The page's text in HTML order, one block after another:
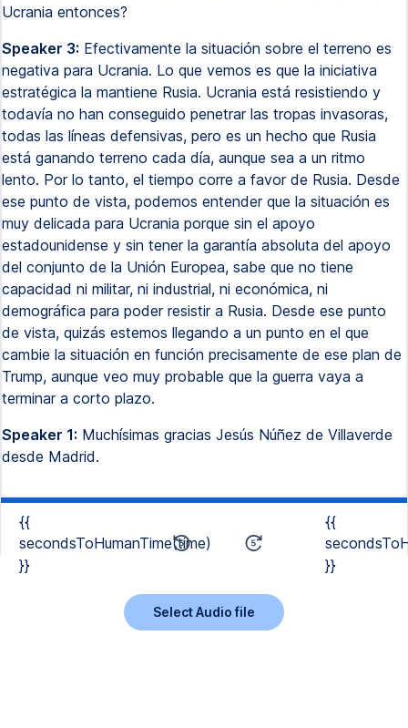
Ucrania entonces?
Speaker 3: Efectivamente la situación sobre el terreno es
negativa para Ucrania. Lo que vemos es que la iniciativa
estratégica la mantiene Rusia. Ucrania está resistiendo y
todavía no han conseguido penetrar las tropas invasoras,
todas las líneas defensivas, pero es un hecho que Rusia
está ganando terreno cada día, aunque sea a un ritmo
lento. Por lo tanto, el tiempo corre a favor de Rusia. Desde
ese punto de vista, podemos entender que la situación es
muy delicada para Ucrania porque sin el apoyo
estadounidense y sin tener la garantía absoluta del apoyo
del conjunto de la Unión Europea, sabe que no tiene
capacidad ni militar, ni industrial, ni económica, ni
demográfica para poder resistir a Rusia. Desde ese punto
de vista, quizás estemos llegando a un punto en el que
cambie la situación en función precisamente de ese plan de
Trump, aunque veo muy probable que la guerra vaya a
terminar a corto plazo.
Speaker 1: Muchísimas gracias Jesús Núñez de Villaverde
desde Madrid.
{{
secondsToHumanTime(time)
}}
{{
}}
Select Audio file